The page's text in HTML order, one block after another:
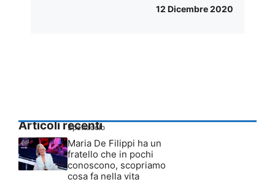
12 Dicembre 2020
Articoli recenti
Spettacolo
Maria De Filippi ha un
fratello che in pochi
conoscono, scopriamo
cosa fa nella vita